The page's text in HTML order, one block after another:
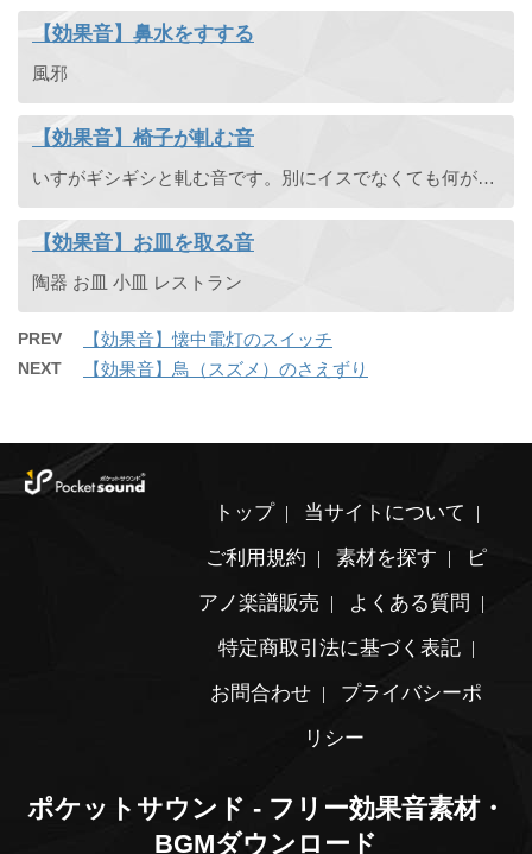
【効果音】鼻水をすする
風邪
【効果音】椅子が軋む音
いすがギシギシと軋む音です。別にイスでなくても何が軋んでも良い音です。ぎしぎし・軋み音。
【効果音】お皿を取る音
陶器 お皿 小皿 レストラン
PREV 【効果音】懐中電灯のスイッチ
NEXT 【効果音】鳥（スズメ）のさえずり
トップ
当サイトについて
ご利用規約
素材を探す
ピ
アノ楽譜販売
よくある質問
特定商取引法に基づく表記
お問合わせ
プライバシーポ
リシー
ポケットサウンド - フリー効果音素材・
BGMダウンロード